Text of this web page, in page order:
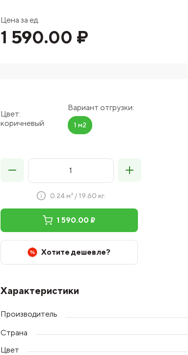
Цена за ед.
1 590.00 ₽
Цвет:
коричневый
Вариант отгрузки:
1 м2
0.24 м² / 19.60 кг.
1 590.00 ₽
Хотите дешевле?
Характеристики
Производитель
Страна
Цвет